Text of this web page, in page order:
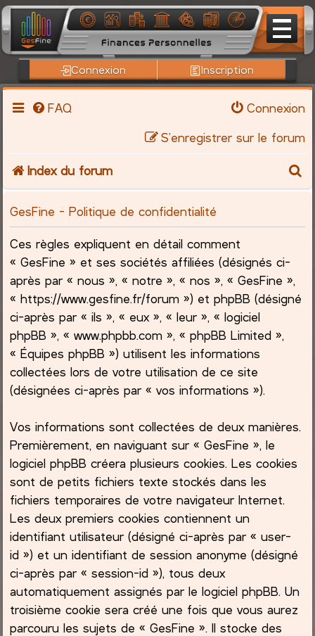
Connexion Inscription
FAQ
Connexion
S’enregistrer sur le forum
Index du forum
c
GesFine - Politique de confidentialité
Ces règles expliquent en détail comment
« GesFine » et ses sociétés affiliées (désignés ci-
après par « nous », « notre », « nos », « GesFine »,
« https://www.gesfine.fr/forum ») et phpBB (désigné
ci-après par « ils », « eux », « leur », « logiciel
phpBB », « www.phpbb.com », « phpBB Limited »,
« Équipes phpBB ») utilisent les informations
collectées lors de votre utilisation de ce site
(désignées ci-après par « vos informations »).
Vos informations sont collectées de deux manières.
Premièrement, en naviguant sur « GesFine », le
logiciel phpBB créera plusieurs cookies. Les cookies
sont de petits fichiers texte stockés dans les
fichiers temporaires de votre navigateur Internet.
Les deux premiers cookies contiennent un
identifiant utilisateur (désigné ci-après par « user-
id ») et un identifiant de session anonyme (désigné
ci-après par « session-id »), tous deux
automatiquement assignés par le logiciel phpBB. Un
troisième cookie sera créé une fois que vous aurez
parcouru les sujets de « GesFine ». Il stocke des